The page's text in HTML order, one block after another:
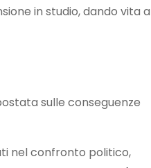
in studio, dando vita
sulle conseguenze
nel confronto politico,